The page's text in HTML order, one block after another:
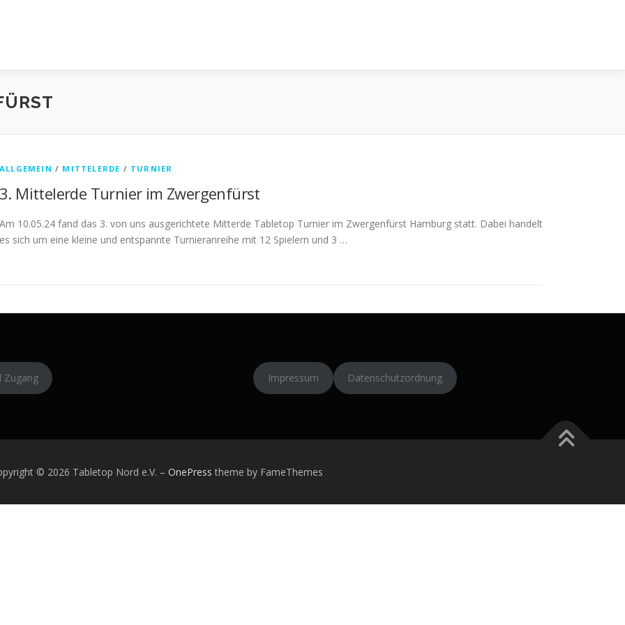
ALLGEMEIN / MITTELERDE / TURNIER
3. Mittelerde Turnier im Zwergenfürst
Am 10.05.24 fand das 3. von uns ausgerichtete Mitterde Tabletop Turnier im Zwergenfürst Hamburg statt. Dabei handelt
es sich um eine kleine und entspannte Turnieranreihe mit 12 Spielern und 3 …
Zugang Impressum Datenschutzordnung
© 2026 Tabletop Nord e.V. – OnePress theme by FameThemes